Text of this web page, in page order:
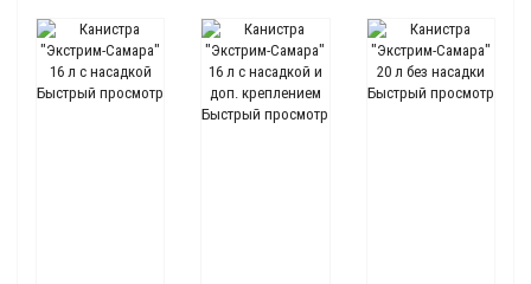
Быстрый просмотр
Быстрый просмотр
Быстрый просмотр